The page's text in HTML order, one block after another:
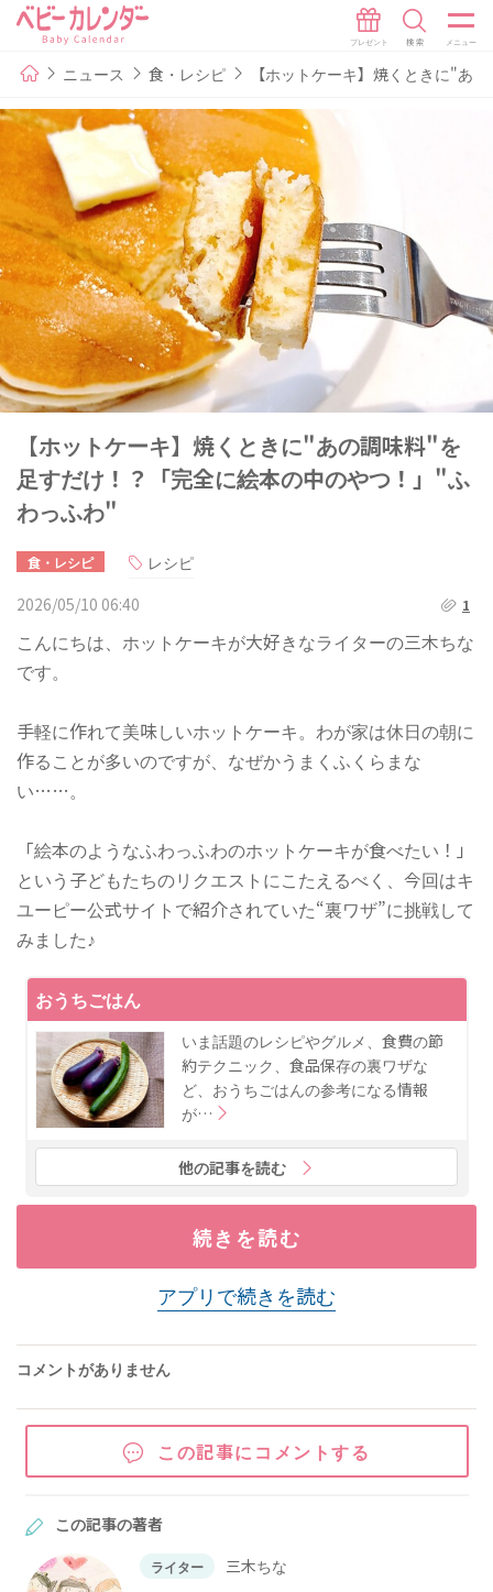
ニュース 食・レシピ 【ホットケーキ】焼くときに"あ
【ホットケーキ】焼くときに"あの調味料"を
足すだけ！？「完全に絵本の中のやつ！」"ふ
わっふわ"
食・レシピ
レシピ
2026/05/10 06:40
1
こんにちは、ホットケーキが大好きなライターの三木ちな
です。
手軽に作れて美味しいホットケーキ。わが家は休日の朝に
作ることが多いのですが、なぜかうまくふくらまな
い……。
「絵本のようなふわっふわのホットケーキが食べたい！」
という子どもたちのリクエストにこたえるべく、今回はキ
ユーピー公式サイトで紹介されていた“裏ワザ”に挑戦して
みました♪
おうちごはん
いま話題のレシピやグルメ、食費の節
約テクニック、食品保存の裏ワザな
ど、おうちごはんの参考になる情報
が…
他の記事を読む
続きを読む
アプリで続きを読む
コメントがありません
この記事にコメントする
この記事の著者
ライター 三木ちな